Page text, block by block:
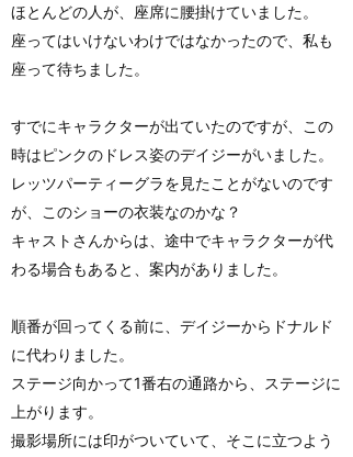
ほとんどの人が、座席に腰掛けていました。
座ってはいけないわけではなかったので、私も
座って待ちました。
すでにキャラクターが出ていたのですが、この
時はピンクのドレス姿のデイジーがいました。
レッツパーティーグラを見たことがないのです
が、このショーの衣装なのかな？
キャストさんからは、途中でキャラクターが代
わる場合もあると、案内がありました。
順番が回ってくる前に、デイジーからドナルド
に代わりました。
ステージ向かって1番右の通路から、ステージに
上がります。
撮影場所には印がついていて、そこに立つよう